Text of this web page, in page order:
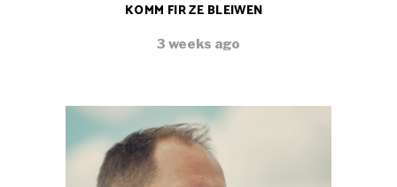
KOMM FIR ZE BLEIWEN
3 weeks ago